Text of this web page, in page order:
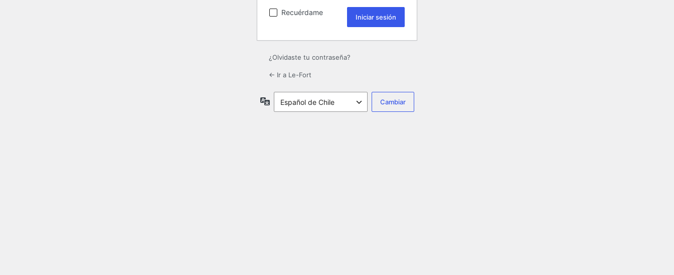
Recuérdame
¿Olvidaste tu contraseña?
← Ir a Le-Fort
Idioma